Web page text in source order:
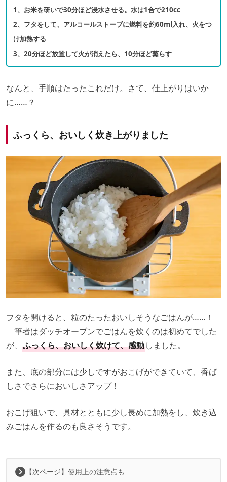
1、お米を研いで30分ほど浸水させる。水は1合で210cc
2、フタをして、アルコールストーブに燃料を約60ml入れ、火をつ
け加熱する
3、20分ほど放置して火が消えたら、10分ほど蒸らす
なんと、手順はたったこれだけ。さて、仕上がりはいか
に……？
ふっくら、おいしく炊き上がりました
フタを開けると、粒のたったおいしそうなごはんが……！
筆者はダッチオーブンでごはんを炊くのは初めてでした
が、 ふっくら、おいしく炊けて、感動しました。
また、底の部分には少しですがおこげができていて、香ば
しさでさらにおいしさアップ！
おこげ狙いで、具材とともに少し長めに加熱をし、炊き込
みごはんを作るのも良さそうです。
【次ページ】使用上の注意点も